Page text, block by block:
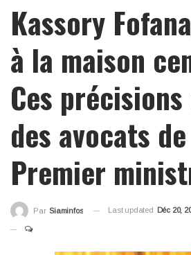
Kassory
à la maison
Ces précisions
des avocats
Premier
Par Siaminfos Last updated Déc 20,